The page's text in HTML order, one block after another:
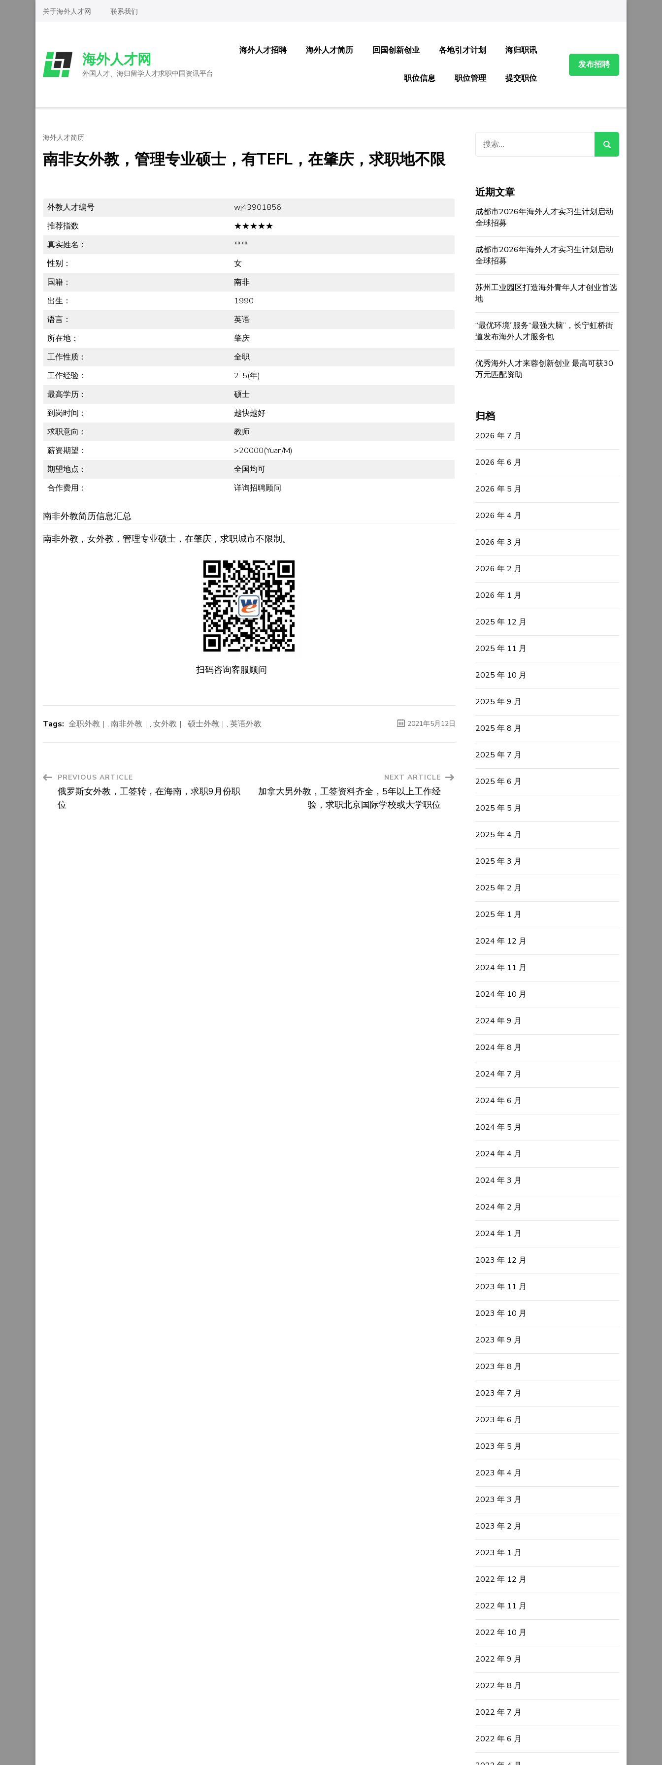
Skip
Enter)
关于海外人才网 联系我们
海外人才网
外国人才、海归留学人才求职中国资讯平台
海外人才招聘 海外人才简历 回国创新创业 各地引才计划 海归职讯
职位信息 职位管理 提交职位
发布招聘
海外人才简历
南非女外教，管理专业硕士，有TEFL，在肇庆，求职地不限
外教人才编号
wj43901856
推荐指数
★★★★★
真实姓名：
****
性别：
女
国籍：
南非
出生：
1990
语言：
英语
所在地：
肇庆
工作性质：
全职
工作经验：
2-5(年)
最高学历：
硕士
到岗时间：
越快越好
求职意向：
教师
薪资期望：
>20000(Yuan/M)
期望地点：
全国均可
合作费用：
详询招聘顾问
南非外教简历信息汇总
南非外教，女外教，管理专业硕士，在肇庆，求职城市不限制。
扫码咨询客服顾问
Tags: 全职外教 , 南非外教 , 女外教 , 硕士外教 , 英语外教 2021年5月12日
Post
Navigation
PREVIOUS ARTICLE
俄罗斯女外教，工签转，在海南，求职9月份职
位
NEXT ARTICLE
加拿大男外教，工签资料齐全，5年以上工作经
验，求职北京国际学校或大学职位
索：
近期文章
成都市2026年海外人才实习生计划启动
全球招募
成都市2026年海外人才实习生计划启动
全球招募
苏州工业园区打造海外青年人才创业首选
地
“最优环境”服务“最强大脑”，长宁虹桥街
道发布海外人才服务包
优秀海外人才来蓉创新创业 最高可获30
万元匹配资助
归档
2026 年 7 月
2026 年 6 月
2026 年 5 月
2026 年 4 月
2026 年 3 月
2026 年 2 月
2026 年 1 月
2025 年 12 月
2025 年 11 月
2025 年 10 月
2025 年 9 月
2025 年 8 月
2025 年 7 月
2025 年 6 月
2025 年 5 月
2025 年 4 月
2025 年 3 月
2025 年 2 月
2025 年 1 月
2024 年 12 月
2024 年 11 月
2024 年 10 月
2024 年 9 月
2024 年 8 月
2024 年 7 月
2024 年 6 月
2024 年 5 月
2024 年 4 月
2024 年 3 月
2024 年 2 月
2024 年 1 月
2023 年 12 月
2023 年 11 月
2023 年 10 月
2023 年 9 月
2023 年 8 月
2023 年 7 月
2023 年 6 月
2023 年 5 月
2023 年 4 月
2023 年 3 月
2023 年 2 月
2023 年 1 月
2022 年 12 月
2022 年 11 月
2022 年 10 月
2022 年 9 月
2022 年 8 月
2022 年 7 月
2022 年 6 月